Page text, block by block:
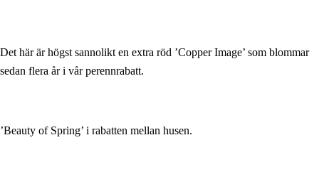
Det här är högst sannolikt en extra röd ’Copper Image’ som blommar
sedan flera år i vår perennrabatt.
’Beauty of Spring’ i rabatten mellan husen.